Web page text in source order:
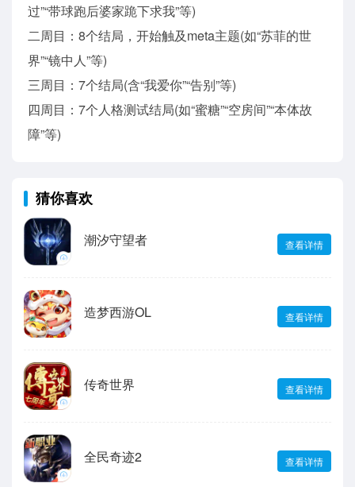
过”“带球跑后婆家跪下求我”等)
二周目：8个结局，开始触及meta主题(如“苏菲的世
界”“镜中人”等)
三周目：7个结局(含“我爱你”“告别”等)
四周目：7个人格测试结局(如“蜜糖”“空房间”“本体故
障”等)
猜你喜欢
潮汐守望者 查看详情
造梦西游OL 查看详情
传奇世界 查看详情
全民奇迹2 查看详情